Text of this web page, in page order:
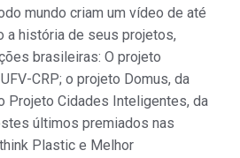
mundo criam um vídeo de até
a história de seus projetos,
brasileiras: O projeto
CRP; o projeto Domus, da
Projeto Cidades Inteligentes, da
últimos premiados nas
Plastic e Melhor